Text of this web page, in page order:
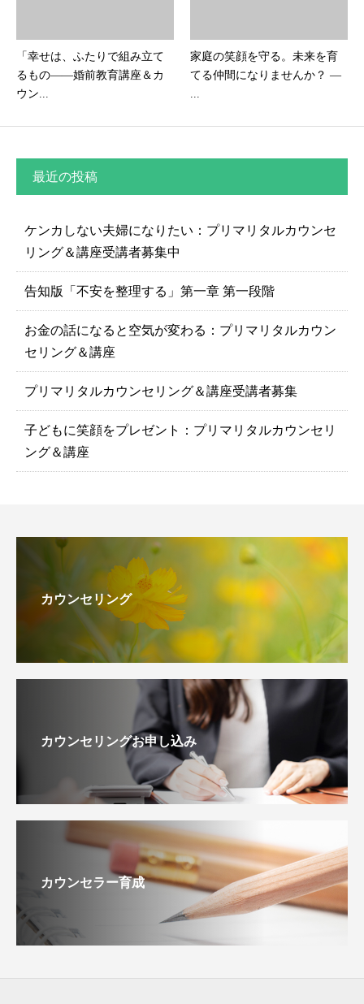
「幸せは、ふたりで組み立て
るもの――婚前教育講座＆カ
ウン...
家庭の笑顔を守る。未来を育
てる仲間になりませんか？ ―
...
最近の投稿
ケンカしない夫婦になりたい：プリマリタルカウンセ
リング＆講座受講者募集中
告知版「不安を整理する」第一章 第一段階
お金の話になると空気が変わる：プリマリタルカウン
セリング＆講座
プリマリタルカウンセリング＆講座受講者募集
子どもに笑顔をプレゼント：プリマリタルカウンセリ
ング＆講座
カウンセリング
カウンセリングお申し込み
カウンセラー育成